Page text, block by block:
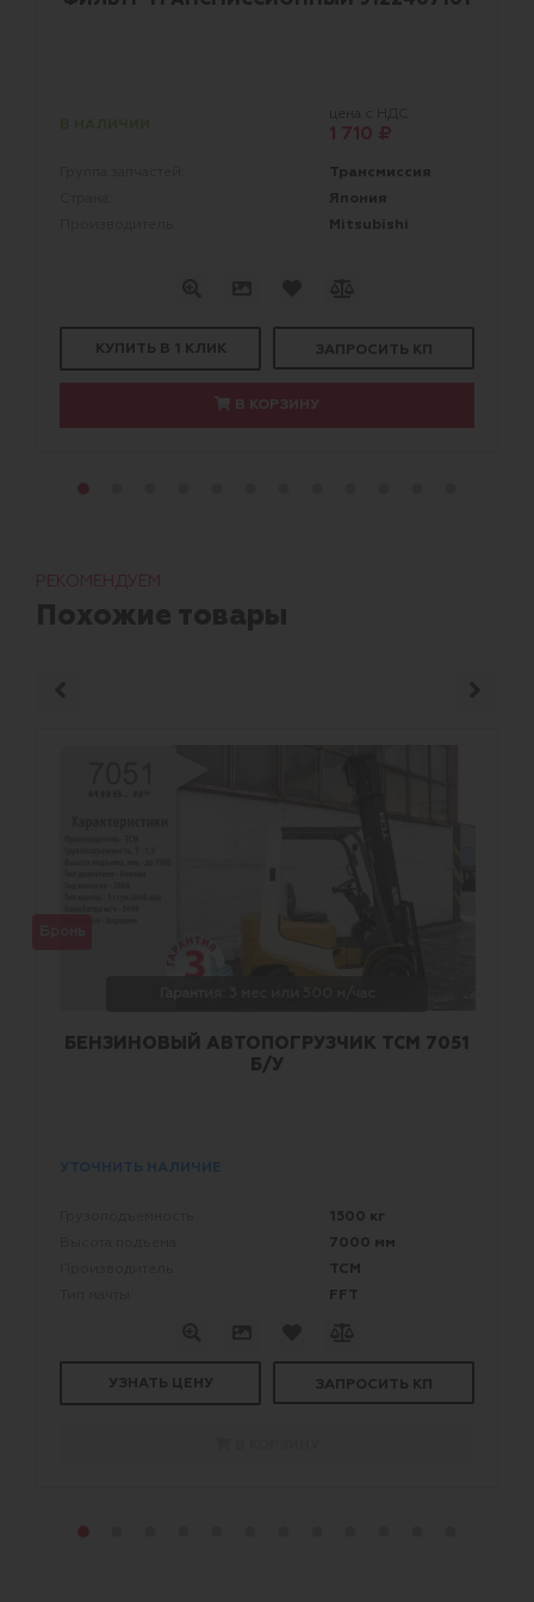
1 710 ₽
Трансмиссия
Япония
Mitsubishi
КУПИТЬ В 1 КЛИК ЗАПРОСИТЬ КП
В КОРЗИНУ
РЕКОМЕНДУЕМ
БЕНЗИНОВЫЙ АВТОПОГРУЗЧИК TCM 7051
Б/У
УТОЧНИТЬ НАЛИЧИЕ
1500 кг
7000 мм
TCM
FFT
УЗНАТЬ ЦЕНУ ЗАПРОСИТЬ КП